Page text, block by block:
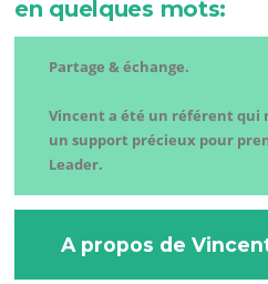
en quelques mots:
Partage & échange.
Vincent a été un référent qui
un support précieux pour
Leader.
A propos de